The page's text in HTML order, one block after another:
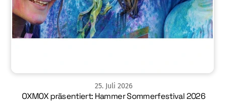
25. Juli 2026
OXMOX präsentiert: Hammer Sommerfestival 2026